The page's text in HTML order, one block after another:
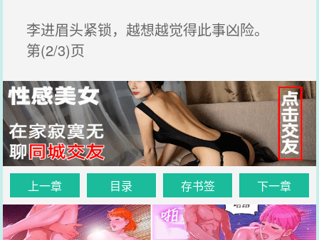
李进眉头紧锁，越想越觉得此事凶险。
第(2/3)页
上一章 目录 存书签 下一章